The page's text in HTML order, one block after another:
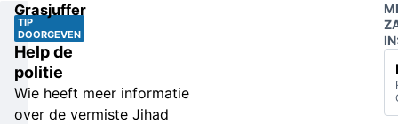
TIP
DOORGEVEN
Help de
politie
Wie heeft meer informatie
over de vermiste Jihad
Grasjuffer